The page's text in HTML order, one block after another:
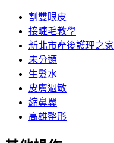
割雙眼皮
接睫毛教學
新北市產後護理之家
未分類
生髮水
皮膚過敏
縮鼻翼
高雄整形